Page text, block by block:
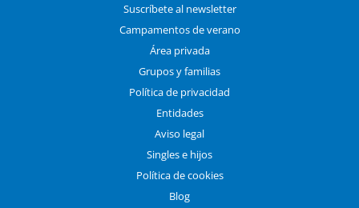
Suscríbete al newsletter
Campamentos de verano
Área privada
Grupos y familias
Política de privacidad
Entidades
Aviso legal
Singles e hijos
Política de cookies
Blog